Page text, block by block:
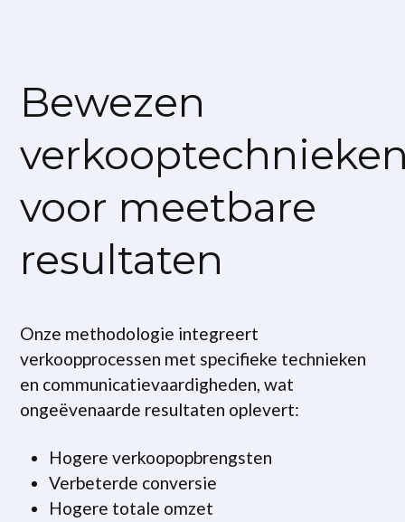
Bewezen
voor meetbare
resultaten
Onze methodologie integreert
verkoopprocessen met specifieke technieken
en communicatievaardigheden, wat
ongeëvenaarde resultaten oplevert:
Hogere verkoopopbrengsten
Verbeterde conversie
Hogere totale omzet